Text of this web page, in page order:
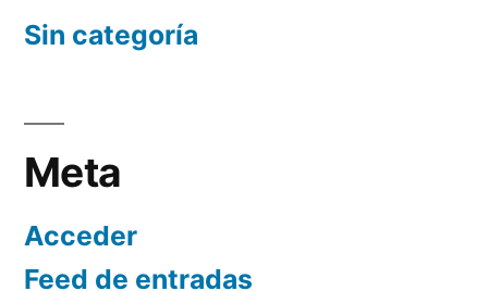
Sin categoría
Meta
Acceder
Feed de entradas